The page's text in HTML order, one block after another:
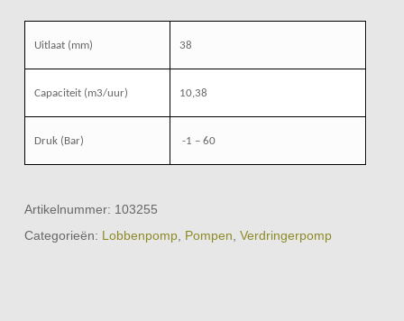
Uitlaat (mm) 38
Capaciteit (m3/uur) 10,38
Druk (Bar) -1 – 60
Artikelnummer: 103255
Categorieën: Lobbenpomp, Pompen, Verdringerpomp